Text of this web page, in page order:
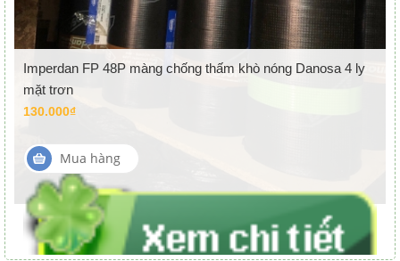
Imperdan FP 48P màng chống thấm khò nóng Danosa 4 ly
mặt trơn
130.000₫
Mua hàng